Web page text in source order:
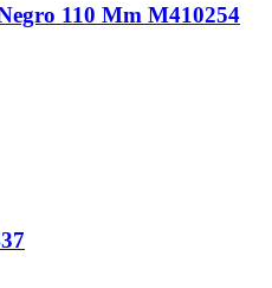
110 Mm M410254